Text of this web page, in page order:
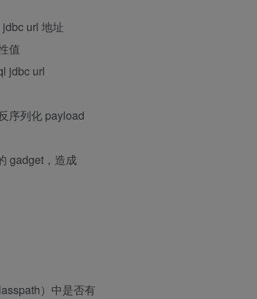
url 地址
值
jdbc url
序列化 payload
gadget，造成
）中是否有